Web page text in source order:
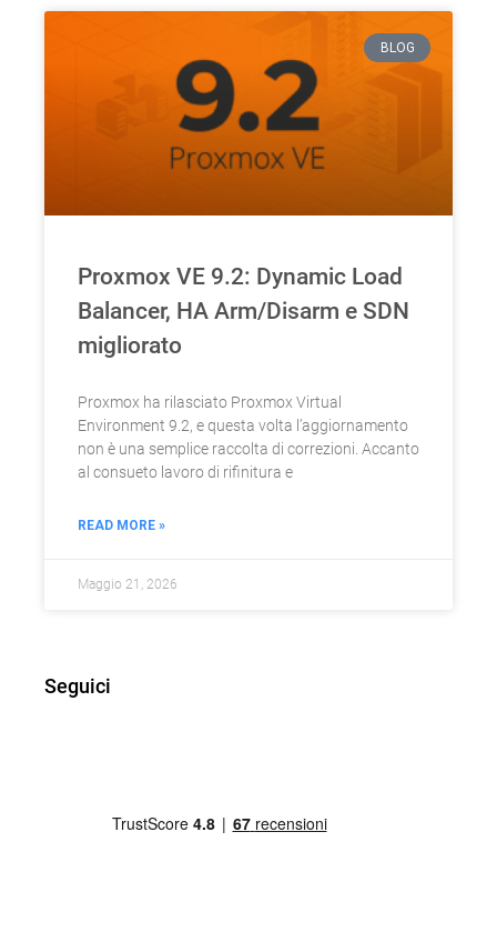
BLOG
Proxmox VE 9.2: Dynamic Load
Balancer, HA Arm/Disarm e SDN
migliorato
Proxmox ha rilasciato Proxmox Virtual
Environment 9.2, e questa volta l’aggiornamento
non è una semplice raccolta di correzioni. Accanto
al consueto lavoro di rifinitura e
READ MORE »
Maggio 21, 2026
Seguici